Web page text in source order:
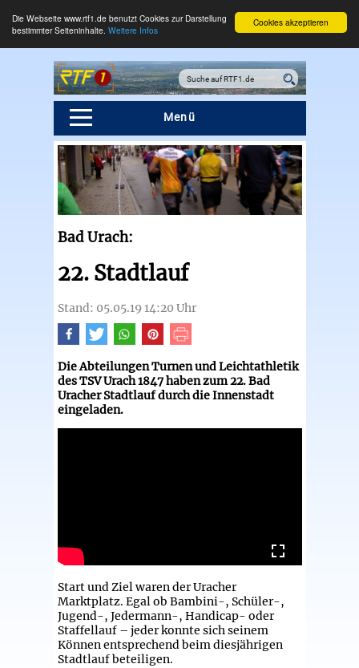
Cookies akzeptieren
Die Webseite www.rtf1.de benutzt Cookies zur Darstellung
bestimmter Seiteninhalte. Weitere Infos
Menü
Bad Urach:
22. Stadtlauf
Stand: 05.05.19 14:20 Uhr
Die Abteilungen Turnen und Leichtathletik
des TSV Urach 1847 haben zum 22. Bad
Uracher Stadtlauf durch die Innenstadt
eingeladen.
Start und Ziel waren der Uracher
Marktplatz. Egal ob Bambini-, Schüler-,
Jugend-, Jedermann-, Handicap- oder
Staffellauf – jeder konnte sich seinem
Können entsprechend beim diesjährigen
Stadtlauf beteiligen.